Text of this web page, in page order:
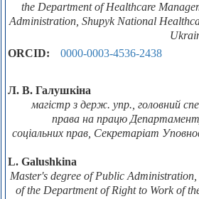
the Department of Healthcare
Administration, Shupyk National
ORCID:
0000-0003-4536-2438
Л. В. Галушкіна
магістр з держ. упр., головний
права на працю
соціальних прав, Секретаріат
L. Galushkina
Mаstеr's dеgrее of Public
of the Department of Right to Work of